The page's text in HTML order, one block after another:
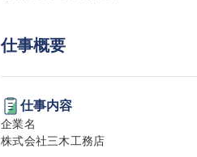
仕事概要
仕事内容
企業名
株式会社三木工務店